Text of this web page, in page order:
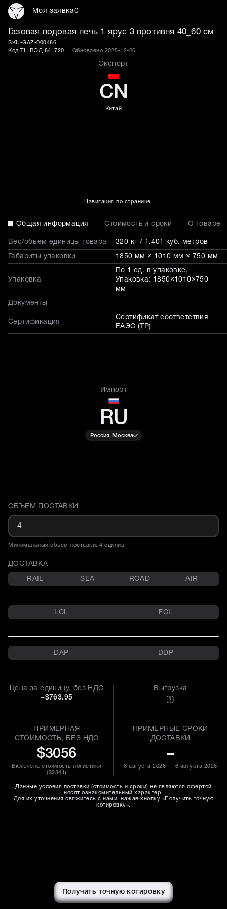
Моя заявка0
Газовая подовая печь 3
Газовая подовая печь 1 ярус 3 противня 40_60 см
SKU-GAZ-000486
Код ТН ВЭД 841720
Обновлено 2025-12-26
Экспорт
CN
Китай
Навигация по странице
Общая информация Стоимость и сроки О товаре
Вес/объем единицы товара 320 кг / 1.401 куб. метров
Габариты упаковки 1850 мм × 1010 мм × 750 мм
Упаковка
По 1 ед. в упаковке,
Упаковка: 1850×1010×750
мм
Документы
Сертификация
Сертификат соответствия
ЕАЭС (ТР)
Импорт
RU
Россия, Москва
Доставка и объем поставки
ОБЪЕМ ПОСТАВКИ
Минимальный объем поставки: 4 единиц
ДОСТАВКА
RAIL SEA ROAD AIR
LCL FCL
DAP DDP
Цена за единицу, без НДС
~$763.95
ПРИМЕРНАЯ
СТОИМОСТЬ, БЕЗ НДС
$3056
Включена стоимость логистики
($2841 )
Выгрузка
ПРИМЕРНЫЕ СРОКИ
ДОСТАВКИ
–
6 августа 2026 — 6 августа 2026
Данные условия поставки (стоимость и сроки) не являются офертой
носят ознакомительный характер.
Для их уточнения свяжитесь с нами, нажав кнопку «Получить точную
котировку».
Получить точную котировку